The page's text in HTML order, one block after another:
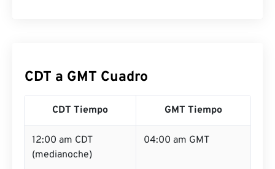
CDT a GMT Cuadro
CDT Tiempo GMT Tiempo
12:00 am CDT
(medianoche)
04:00 am GMT